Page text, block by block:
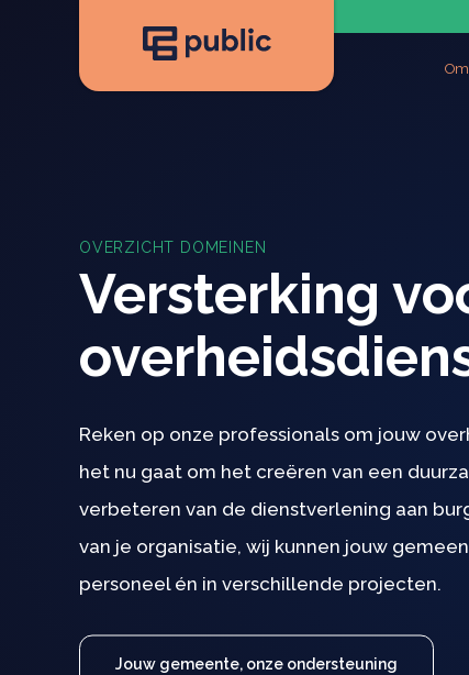
OVERZICHT DOMEINEN
Versterking
Reken op onze professionals om jouw
het nu gaat om het creëren van een
verbeteren van de dienstverlening aan
van je organisatie, wij kunnen jouw
personeel én in verschillende projecten.
Jouw gemeente, onze ondersteuning